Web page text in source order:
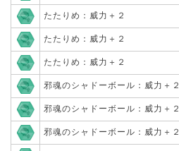
たたりめ：威力＋２
たたりめ：威力＋２
たたりめ：威力＋２
邪魂のシャドーボール：威力＋２
邪魂のシャドーボール：威力＋２
邪魂のシャドーボール：威力＋２